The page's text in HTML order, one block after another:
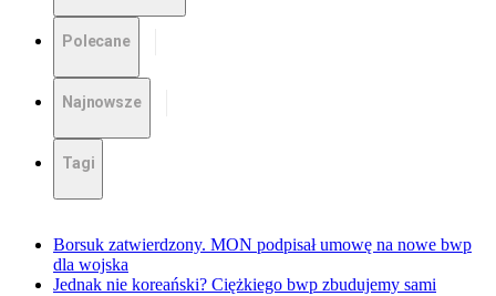
Polecane
Najnowsze
Tagi
Borsuk zatwierdzony. MON podpisał umowę na nowe bwp
dla wojska
Jednak nie koreański? Ciężkiego bwp zbudujemy sami